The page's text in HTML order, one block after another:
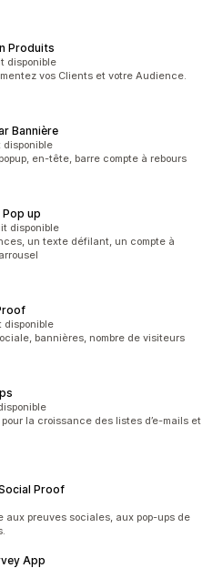
Produits
disponible
vos Clients et votre Audience.
Bannière
disponible
en-tête, barre compte à rebours
Pop up
disponible
un texte défilant, un compte à
disponible
bannières, nombre de visiteurs
pour la croissance des listes d’e-mails et
Proof
aux preuves sociales, aux pop-ups de
App